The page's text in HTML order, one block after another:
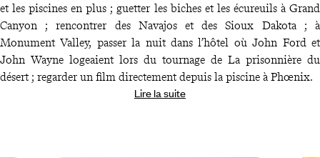
et les piscines en plus ; guetter les biches et les écureuils à Grand
Canyon ; rencontrer des Navajos et des Sioux Dakota ; à
Monument Valley, passer la nuit dans l’hôtel où John Ford et
John Wayne logeaient lors du tournage de La prisonnière du
désert ; regarder un film directement depuis la piscine à Phœnix.
Lire la suite